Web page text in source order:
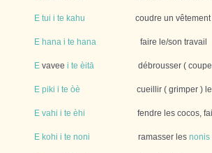
E tui i te kahu coudre un vêtement
E hana i te hana faire le/son travail
E vavee i te èitā débrousser ( couper
E piki i te òè cueillir ( grimper ) les
E vahi i te èhi fendre les cocos, faire
E kohi i te noni ramasser les nonis